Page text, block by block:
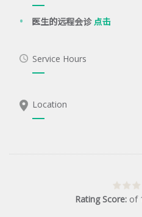
医生的远程会诊点击
Service Hours
Location
Rating Score: of